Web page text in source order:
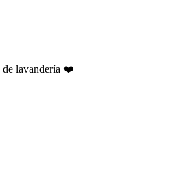
de lavandería ❤️